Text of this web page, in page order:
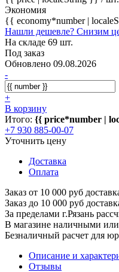
Экономия
{{ economy*number |
Нашли дешевле? Снизим
На складе 69 шт.
Под заказ
Обновлено 09.08.2026
-
+
В корзину
Итого: {{ price*number |
+7 930 885-00-07
Уточнить цену
Доставка
Оплата
Заказ от 10 000 руб
Заказ до 10 000 руб
За пределами г.Рязань
В магазине наличными или
Безналичный расчет для
Описание и
Отзывы